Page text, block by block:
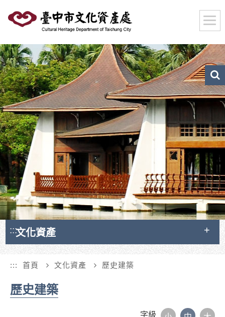
要
內
容
區
塊
:::文化資產
::: 首頁 文化資產 歷史建築
歷史建築
字級
文
化
資
搜
尋